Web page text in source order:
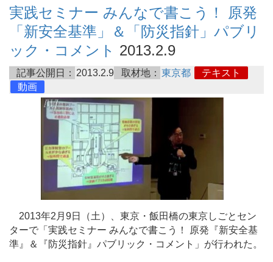
実践セミナー みんなで書こう！ 原発
「新安全基準」＆「防災指針」パブリ
ック・コメント 2013.2.9
記事公開日： 2013.2.9 取材地： 東京都
テキスト
動画
2013年2月9日（土）、東京・飯田橋の東京しごとセン
ターで「実践セミナー みんなで書こう！ 原発『新安全基
準』＆『防災指針』パブリック・コメント」が行われた。